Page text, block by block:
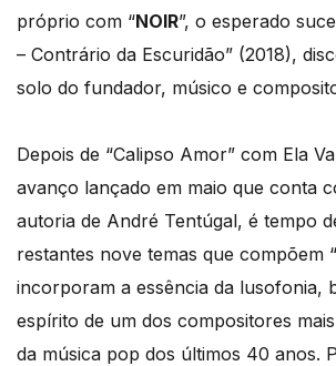
próprio com “NOIR”, o esperado
– Contrário da Escuridão” (2018),
solo do fundador, músico e
Depois de “Calipso Amor” com Ela
avanço lançado em maio que conta
autoria de André Tentúgal, é tempo
restantes nove temas que compõem
incorporam a essência da lusofonia,
espírito de um dos compositores
da música pop dos últimos 40 anos.